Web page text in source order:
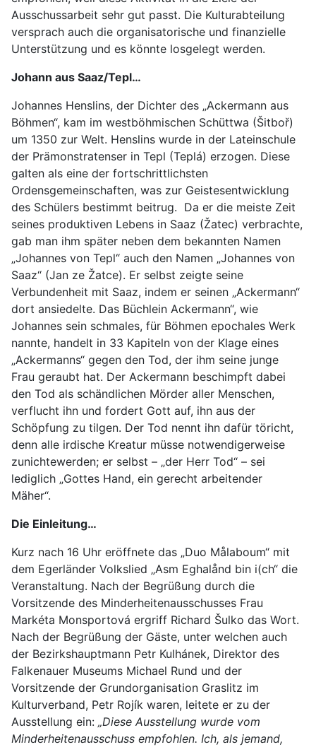
Ausschussarbeit sehr gut passt. Die Kulturabteilung
versprach auch die organisatorische und finanzielle
Unterstützung und es könnte losgelegt werden.
Johann aus Saaz/Tepl…
Johannes Henslins, der Dichter des „Ackermann aus
Böhmen“, kam im westböhmischen Schüttwa (Šitboř)
um 1350 zur Welt. Henslins wurde in der Lateinschule
der Prämonstratenser in Tepl (Teplá) erzogen. Diese
galten als eine der fortschrittlichsten
Ordensgemeinschaften, was zur Geistesentwicklung
des Schülers bestimmt beitrug. Da er die meiste Zeit
seines produktiven Lebens in Saaz (Žatec) verbrachte,
gab man ihm später neben dem bekannten Namen
„Johannes von Tepl“ auch den Namen „Johannes von
Saaz“ (Jan ze Žatce). Er selbst zeigte seine
Verbundenheit mit Saaz, indem er seinen „Ackermann“
dort ansiedelte. Das Büchlein Ackermann“, wie
Johannes sein schmales, für Böhmen epochales Werk
nannte, handelt in 33 Kapiteln von der Klage eines
„Ackermanns“ gegen den Tod, der ihm seine junge
Frau geraubt hat. Der Ackermann beschimpft dabei
den Tod als schändlichen Mörder aller Menschen,
verflucht ihn und fordert Gott auf, ihn aus der
Schöpfung zu tilgen. Der Tod nennt ihn dafür töricht,
denn alle irdische Kreatur müsse notwendigerweise
zunichtewerden; er selbst – „der Herr Tod“ – sei
lediglich „Gottes Hand, ein gerecht arbeitender
Mäher“.
Die Einleitung…
Kurz nach 16 Uhr eröffnete das „Duo Målaboum“ mit
dem Egerländer Volkslied „Asm Eghalånd bin i(ch“ die
Veranstaltung. Nach der Begrüßung durch die
Vorsitzende des Minderheitenausschusses Frau
Markéta Monsportová ergriff Richard Šulko das Wort.
Nach der Begrüßung der Gäste, unter welchen auch
der Bezirkshauptmann Petr Kulhánek, Direktor des
Falkenauer Museums Michael Rund und der
Vorsitzende der Grundorganisation Graslitz im
Kulturverband, Petr Rojík waren, leitete er zu der
Ausstellung ein: „Diese Ausstellung wurde vom
Minderheitenausschuss empfohlen. Ich, als jemand,